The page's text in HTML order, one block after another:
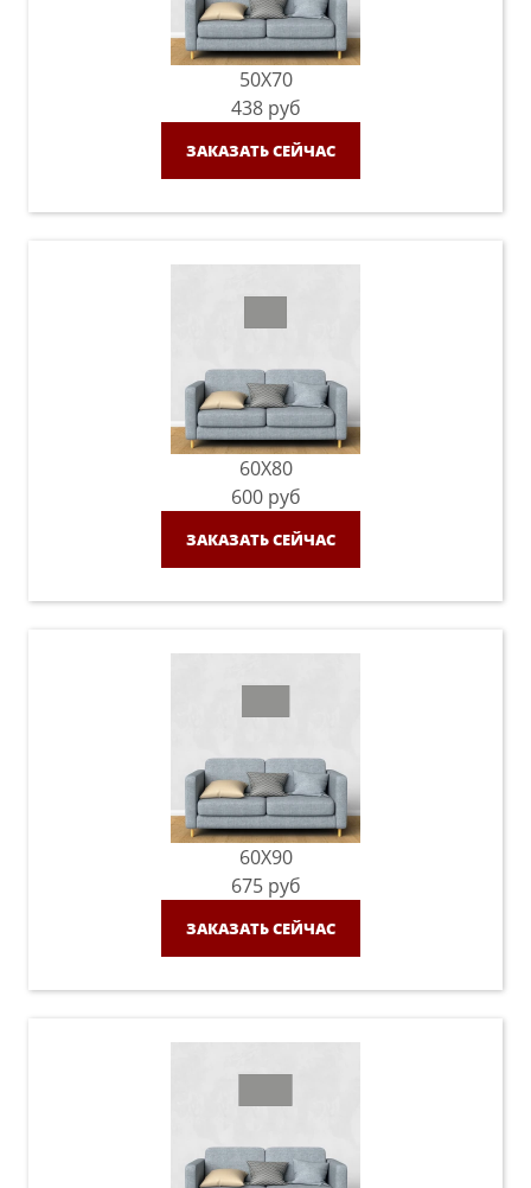
50X70
438 руб
ЗАКАЗАТЬ СЕЙЧАС
60X80
600 руб
ЗАКАЗАТЬ СЕЙЧАС
60X90
675 руб
ЗАКАЗАТЬ СЕЙЧАС